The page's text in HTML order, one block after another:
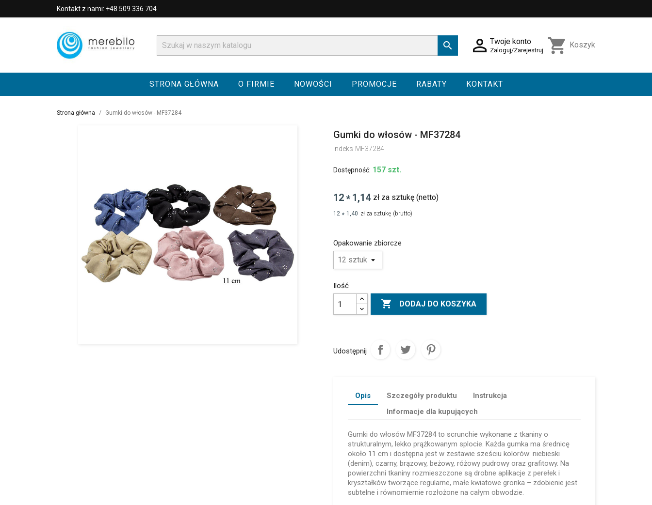
Kontakt z nami: +48 509 336 704
  Twoje konto
Zaloguj/Zarejestruj shopping_cart Koszyk
STRONA GŁÓWNA O FIRMIE NOWOŚCI PROMOCJE RABATY KONTAKT
Strona główna Gumki do włosów - MF37284
Gumki do włosów - MF37284
Indeks MF37284
Dostępność: 157 szt.
12* 1,14 zł za sztukę (netto)
12 * 1,40 zł za sztukę (brutto)
Opakowanie zbiorcze
Ilość
 DODAJ DO KOSZYKA
Udostępnij
Opis Szczegóły produktu
Instrukcja
Informacje dla kupujących
Gumki do włosów MF37284 to scrunchie wykonane z tkaniny o
strukturalnym, lekko prążkowanym splocie. Każda gumka ma średnicę
około 11 cm i dostępna jest w zestawie sześciu kolorów: niebieski
(denim), czarny, brązowy, beżowy, różowy pudrowy oraz grafitowy. Na
powierzchni tkaniny rozmieszczone są drobne aplikacje z perełek i
kryształków tworzące regularne, małe kwiatowe gronka – zdobienie jest
subtelne i równomiernie rozłożone na całym obwodzie.